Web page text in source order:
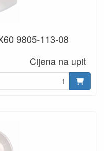
9805-113-08
Cijena na upit